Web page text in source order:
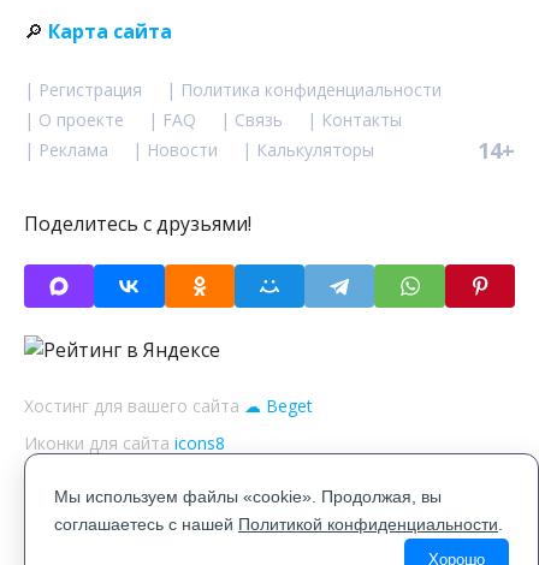
Мы используем файлы «cookie». Продолжая, вы
соглашаетесь с нашей Политикой конфиденциальности
Хорошо
🔎 Карта сайта
| Регистрация
| Политика конфиденциальности
| О проекте
| FAQ | Связь
| Контакты
| Реклама
| Новости | Калькуляторы 14+
Поделитесь с друзьями!
Хостинг для вашего сайта ☁ Beget
Иконки для сайта icons8
Реклама: Go Travel Un Limited, ИНН: 9909520797